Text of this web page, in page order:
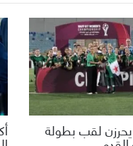
لقب بطولة